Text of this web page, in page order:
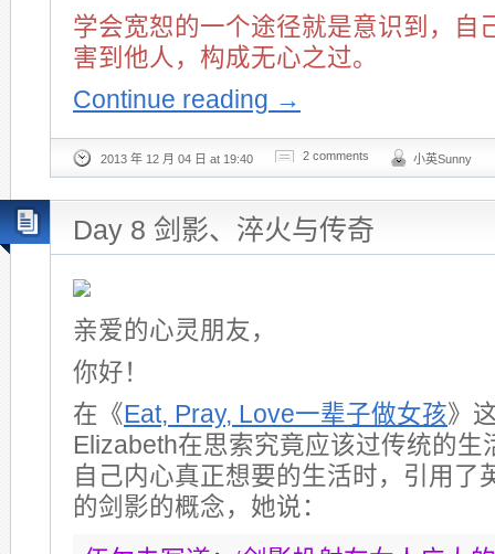
学会宽恕的一个途径就是意识到，自
害到他人，构成无心之过。
Continue reading →
2013 年 12 月 04 日 at 19:40 2 comments 小英Sunny
Day 8 剑影、淬火与传奇
亲爱的心灵朋友，
你好！
在《Eat, Pray, Love一辈子做女孩》
Elizabeth在思索究竟应该过传统的生
自己内心真正想要的生活时，引用了
的剑影的概念，她说：